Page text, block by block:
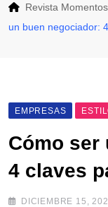
Revista
un buen negociador:
EMPRESAS
Cómo ser
4 claves
DICIEMBRE 15,